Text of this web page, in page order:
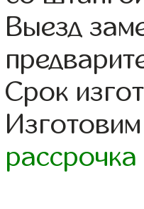
Выезд
Срок